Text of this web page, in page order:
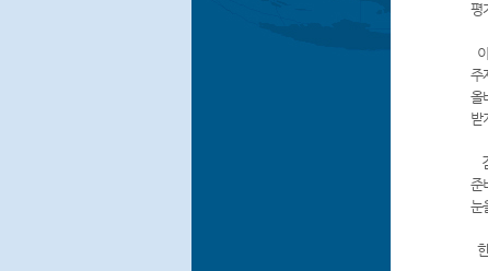
평
주
올
받
준
눈